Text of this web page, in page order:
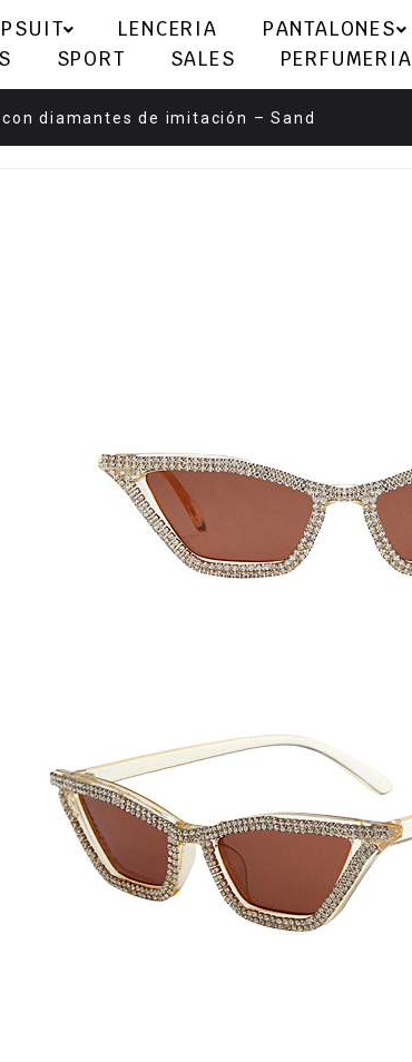
LENCERIA PANTALONES
SPORT SALES PERFUMERIA
diamantes de imitación – Sand